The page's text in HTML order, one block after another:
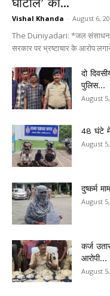
Vishal Khanda - August 6,
The Duniyadari: *जल संसाधन
सरकार पर भ्रष्टाचार के आरोप
दो
पुलिस...
August
48 घंटे में
August
दुष्कर्म
August
कर्ज
आरोपी...
August